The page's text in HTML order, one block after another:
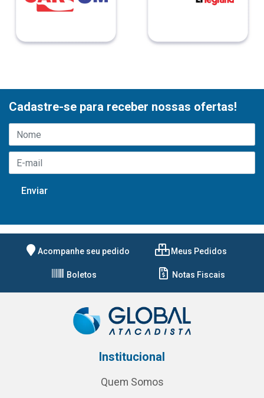
Cadastre-se para receber nossas ofertas!
Acompanhe seu pedido Meus Pedidos
Boletos Notas Fiscais
Institucional
Quem Somos